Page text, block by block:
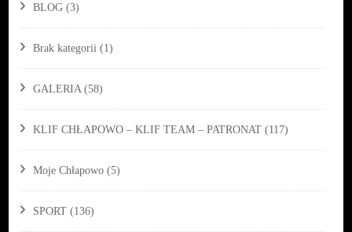
BLOG (3)
Brak kategorii (1)
GALERIA (58)
KLIF CHŁAPOWO – KLIF TEAM – PATRONAT (117)
Moje Chłapowo (5)
SPORT (136)